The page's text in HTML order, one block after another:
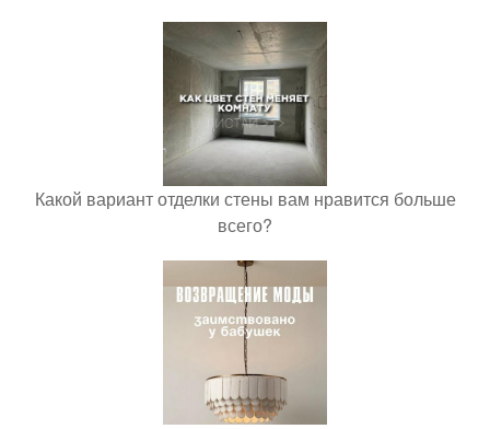
Какой вариант отделки стены вам нравится больше
всего?